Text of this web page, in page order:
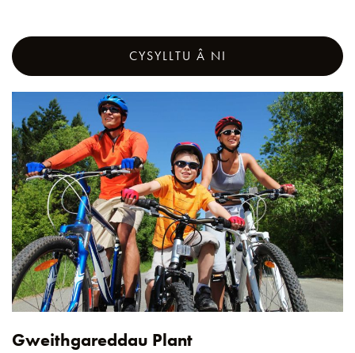
CYSYLLTU Â NI
Gweithgareddau Plant